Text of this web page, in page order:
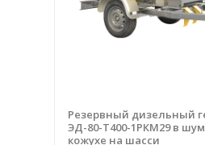
Резервный дизельный
ЭД-80-Т400-1РКМ29 в
кожухе на шасси